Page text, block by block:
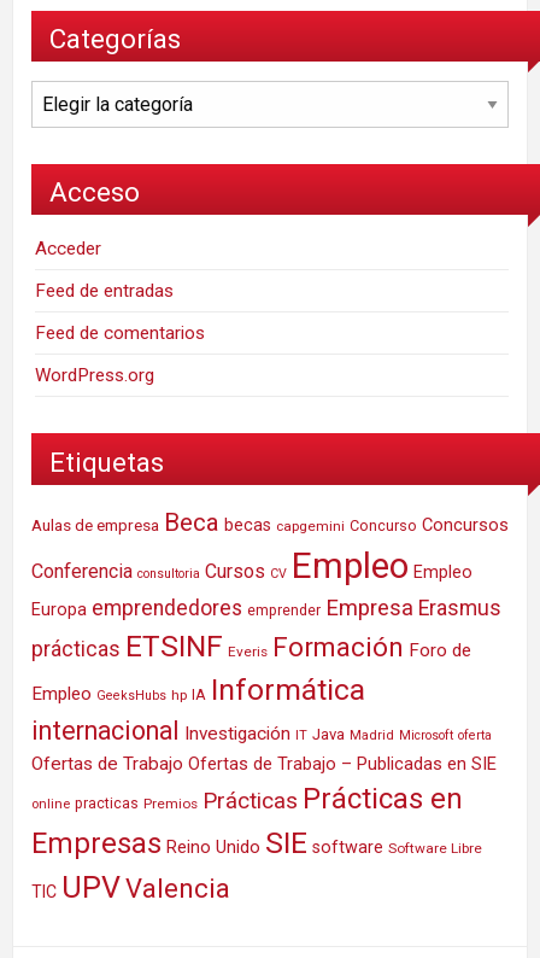
Categorías
Categorías
Acceso
Acceder
Feed de entradas
Feed de comentarios
WordPress.org
Etiquetas
Aulas de empresa Beca becas capgemini Concurso Concursos
Conferencia consultoria Cursos CV Empleo Empleo
Europa emprendedores emprender Empresa Erasmus
prácticas ETSINF Everis Formación Foro de
Empleo GeeksHubs hp IA Informática
internacional Investigación IT Java Madrid Microsoft oferta
Ofertas de Trabajo Ofertas de Trabajo – Publicadas en SIE
online practicas Premios Prácticas Prácticas en
Empresas Reino Unido SIE software Software Libre
TIC UPVValencia